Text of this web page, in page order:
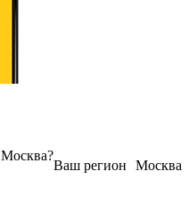
Москва
Ваш регион
Москва?